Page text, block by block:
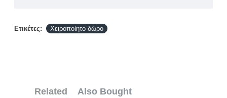
Ετικέτες: Χειροποίητο δώρο
Related Also Bought